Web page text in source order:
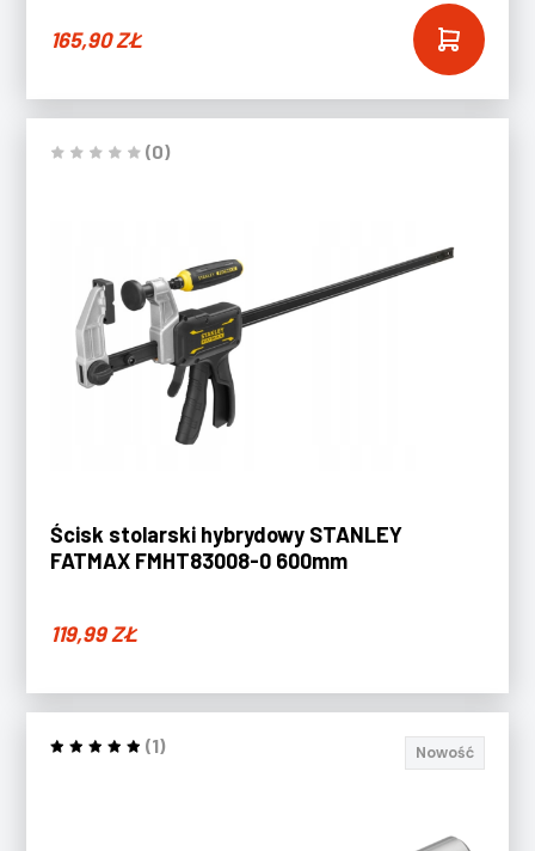
165,90ZŁ
(0)
Ścisk stolarski hybrydowy STANLEY
FATMAX FMHT83008-0 600mm
119,99ZŁ
(1) Nowość